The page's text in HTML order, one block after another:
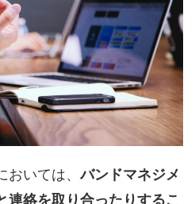
おいては、バンドマネジメ
連絡を取り合ったりするこ